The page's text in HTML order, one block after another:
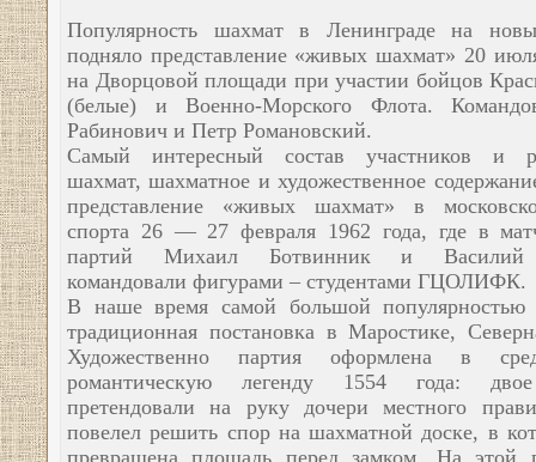
Популярность шахмат в Ленинграде на
подняло представление «живых шахмат» 20
на Дворцовой площади при участии бойцов
(белые) и Военно-Морского Флота.
Рабинович и Петр Романовский.
Самый интересный состав участников и
шахмат, шахматное и художественное
представление «живых шахмат» в
спорта 26 — 27 февраля 1962 года, где в
партий Михаил Ботвинник и Василий
командовали фигурами – студентами ГЦОЛИФК.
В наше время самой большой популярностью
традиционная постановка в Маростике,
Художественно партия оформлена в
романтическую легенду 1554 года:
претендовали на руку дочери местного
повелел решить спор на шахматной доске, в
превращена площадь перед замком. На этой